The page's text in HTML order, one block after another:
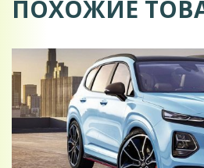
ПОХОЖИЕ